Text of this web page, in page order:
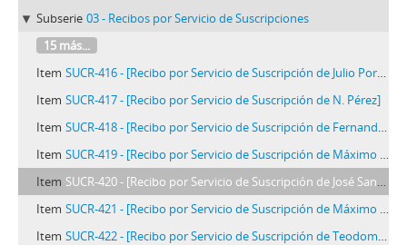
Subserie 03 - Recibos por Servicio de Suscripciones
15 más...
Item SUCR-416 - [Recibo por Servicio de Suscripción de Julio Portocarrero]
Item SUCR-417 - [Recibo por Servicio de Suscripción de N. Pérez]
Item SUCR-418 - [Recibo por Servicio de Suscripción de Fernando Ortega]
Item SUCR-419 - [Recibo por Servicio de Suscripción de Máximo Quiroz]
Item SUCR-420 - [Recibo por Servicio de Suscripción de José Sandoval]
Item SUCR-421 - [Recibo por Servicio de Suscripción de Máximo Quena]
Item SUCR-422 - [Recibo por Servicio de Suscripción de Teodomiro Astor]